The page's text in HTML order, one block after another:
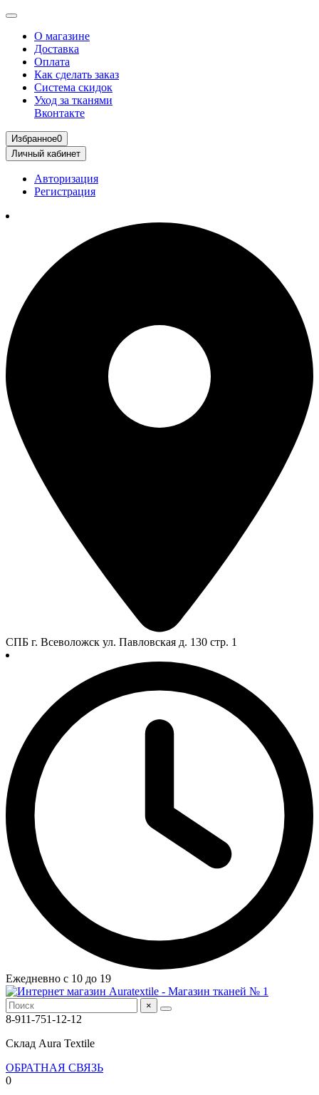
О магазине
Доставка
Оплата
Как сделать заказ
Система скидок
Уход за тканями
Вконтакте
Избранное0
Личный кабинет
Авторизация
Регистрация
СПБ г. Всеволожск ул. Павловская д. 130 стр. 1
Ежедневно с 10 до 19
×
8-911-751-12-12
Склад Aura Textile
ОБРАТНАЯ СВЯЗЬ
0